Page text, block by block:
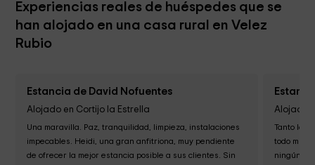
Experiencias reales de huéspedes que se
han alojado en una casa rural en Velez
Rubio
Estancia de David Nofuentes
Alojado en Cortijo la Estrella
Una maravilla. Paz, tranquilidad, limpieza, instalaciones
impecables. Heidi, una gran anfitriona, muy pendiente
de ofrecer la mejor estancia posible a sus clientes. Sin
Alojado
Tanto la
todo muy
ningún